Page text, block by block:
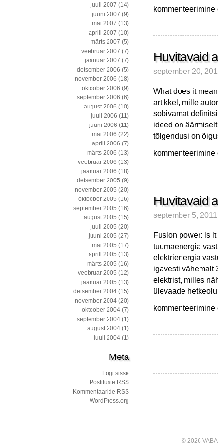
535
laenu
intressiga
ja
siis
Huvitavaid
september 20,
What does it
artikkel, mille
sobivamat
ideed on
tõlgendusi on
Huvitavaid
pausi
Huvitavaid
september 5, 2011
Fusion power: is
tuumaenergia
elektrienergia
igavesti vähemalt
elektrist, milles
ülevaade
Huvitavaid
nädalasse
juuli 2007 (14)
juuni 2007 (9)
mai 2007 (13)
aprill 2007 (10)
märts 2007 (5)
veebruar 2007 (7)
jaanuar 2007 (7)
detsember 2006 (5)
november 2006 (18)
oktoober 2006 (9)
september 2006 (6)
august 2006 (10)
juuli 2006 (11)
juuni 2006 (11)
mai 2006 (22)
aprill 2006 (7)
märts 2006 (13)
veebruar 2006 (13)
jaanuar 2006 (18)
detsember 2005 (9)
november 2005 (20)
oktoober 2005 (16)
september 2005 (16)
august 2005 (15)
juuli 2005 (20)
juuni 2005 (27)
mai 2005 (17)
aprill 2005 (13)
märts 2005 (16)
veebruar 2005 (12)
jaanuar 2005 (13)
detsember 2004 (15)
november 2004 (20)
oktoober 2004 (7)
september 2004 (1)
august 2004 (1)
juuli 2004 (1)
Meta
Logi sisse
Postituste RSS
Kommentaaride RSS
WordPress.org
© 2026